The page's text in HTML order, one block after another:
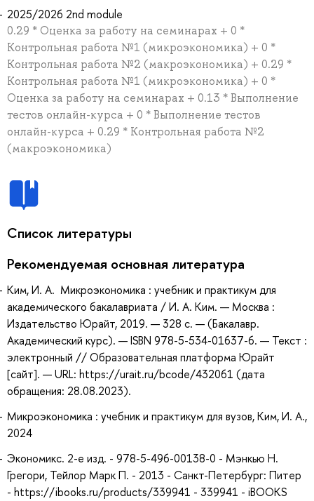
2025/2026 2nd module
0.29 * Оценка за работу на семинарах + 0 *
Контрольная работа №1 (микроэкономика) + 0 *
Контрольная работа №2 (макроэкономика) + 0.29 *
Контрольная работа №1 (микроэкономика) + 0 *
Оценка за работу на семинарах + 0.13 * Выполнение
тестов онлайн-курса + 0 * Выполнение тестов
онлайн-курса + 0.29 * Контрольная работа №2
(макроэкономика)
Список литературы
Рекомендуемая основная литература
Ким, И. А. Микроэкономика : учебник и практикум для
академического бакалавриата / И. А. Ким. — Москва :
Издательство Юрайт, 2019. — 328 с. — (Бакалавр.
Академический курс). — ISBN 978-5-534-01637-6. — Текст :
электронный // Образовательная платформа Юрайт
[сайт]. — URL: https://urait.ru/bcode/432061 (дата
обращения: 28.08.2023).
Микроэкономика : учебник и практикум для вузов, Ким, И. А.,
2024
Экономикс. 2-е изд. - 978-5-496-00138-0 - Мэнкью Н.
Грегори, Тейлор Марк П. - 2013 - Санкт-Петербург: Питер
- https://ibooks.ru/products/339941 - 339941 - iBOOKS